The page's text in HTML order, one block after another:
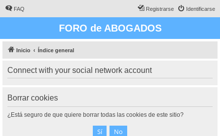
FAQ Identificarse
Registrarse
FORO de ABOGADOS
Inicio Índice general
Connect with your social network account
Borrar cookies
¿Está seguro de que quiere borrar todas las cookies de este sitio?